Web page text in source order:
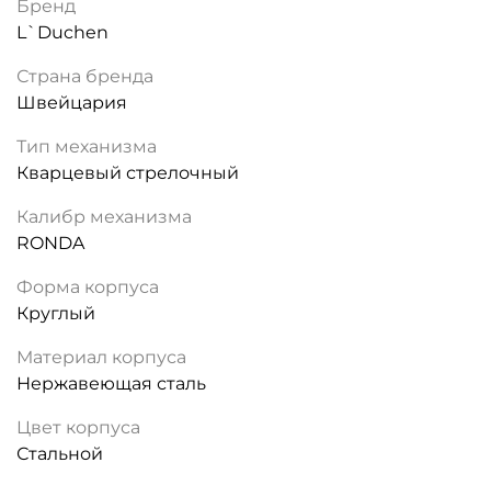
Бренд
L`Duchen
Страна бренда
Швейцария
Тип механизма
Кварцевый стрелочный
Калибр механизма
RONDA
Форма корпуса
Круглый
Материал корпуса
Нержавеющая сталь
Цвет корпуса
Стальной